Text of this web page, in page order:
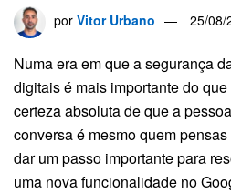
por Vitor Urbano 25/08/
Numa era em que a segurança
digitais é mais importante do
certeza absoluta de que a
conversa é mesmo quem
dar um passo importante para
uma nova funcionalidade no